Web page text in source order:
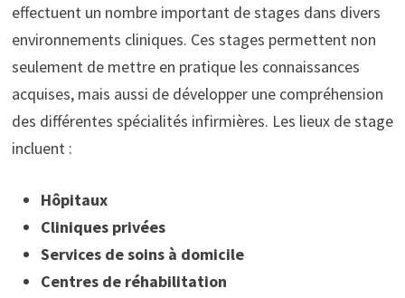
effectuent un nombre important de stages dans divers
environnements cliniques. Ces stages permettent non
seulement de mettre en pratique les connaissances
acquises, mais aussi de développer une compréhension
des différentes spécialités infirmières. Les lieux de stage
incluent :
Hôpitaux
Cliniques privées
Services de soins à domicile
Centres de réhabilitation